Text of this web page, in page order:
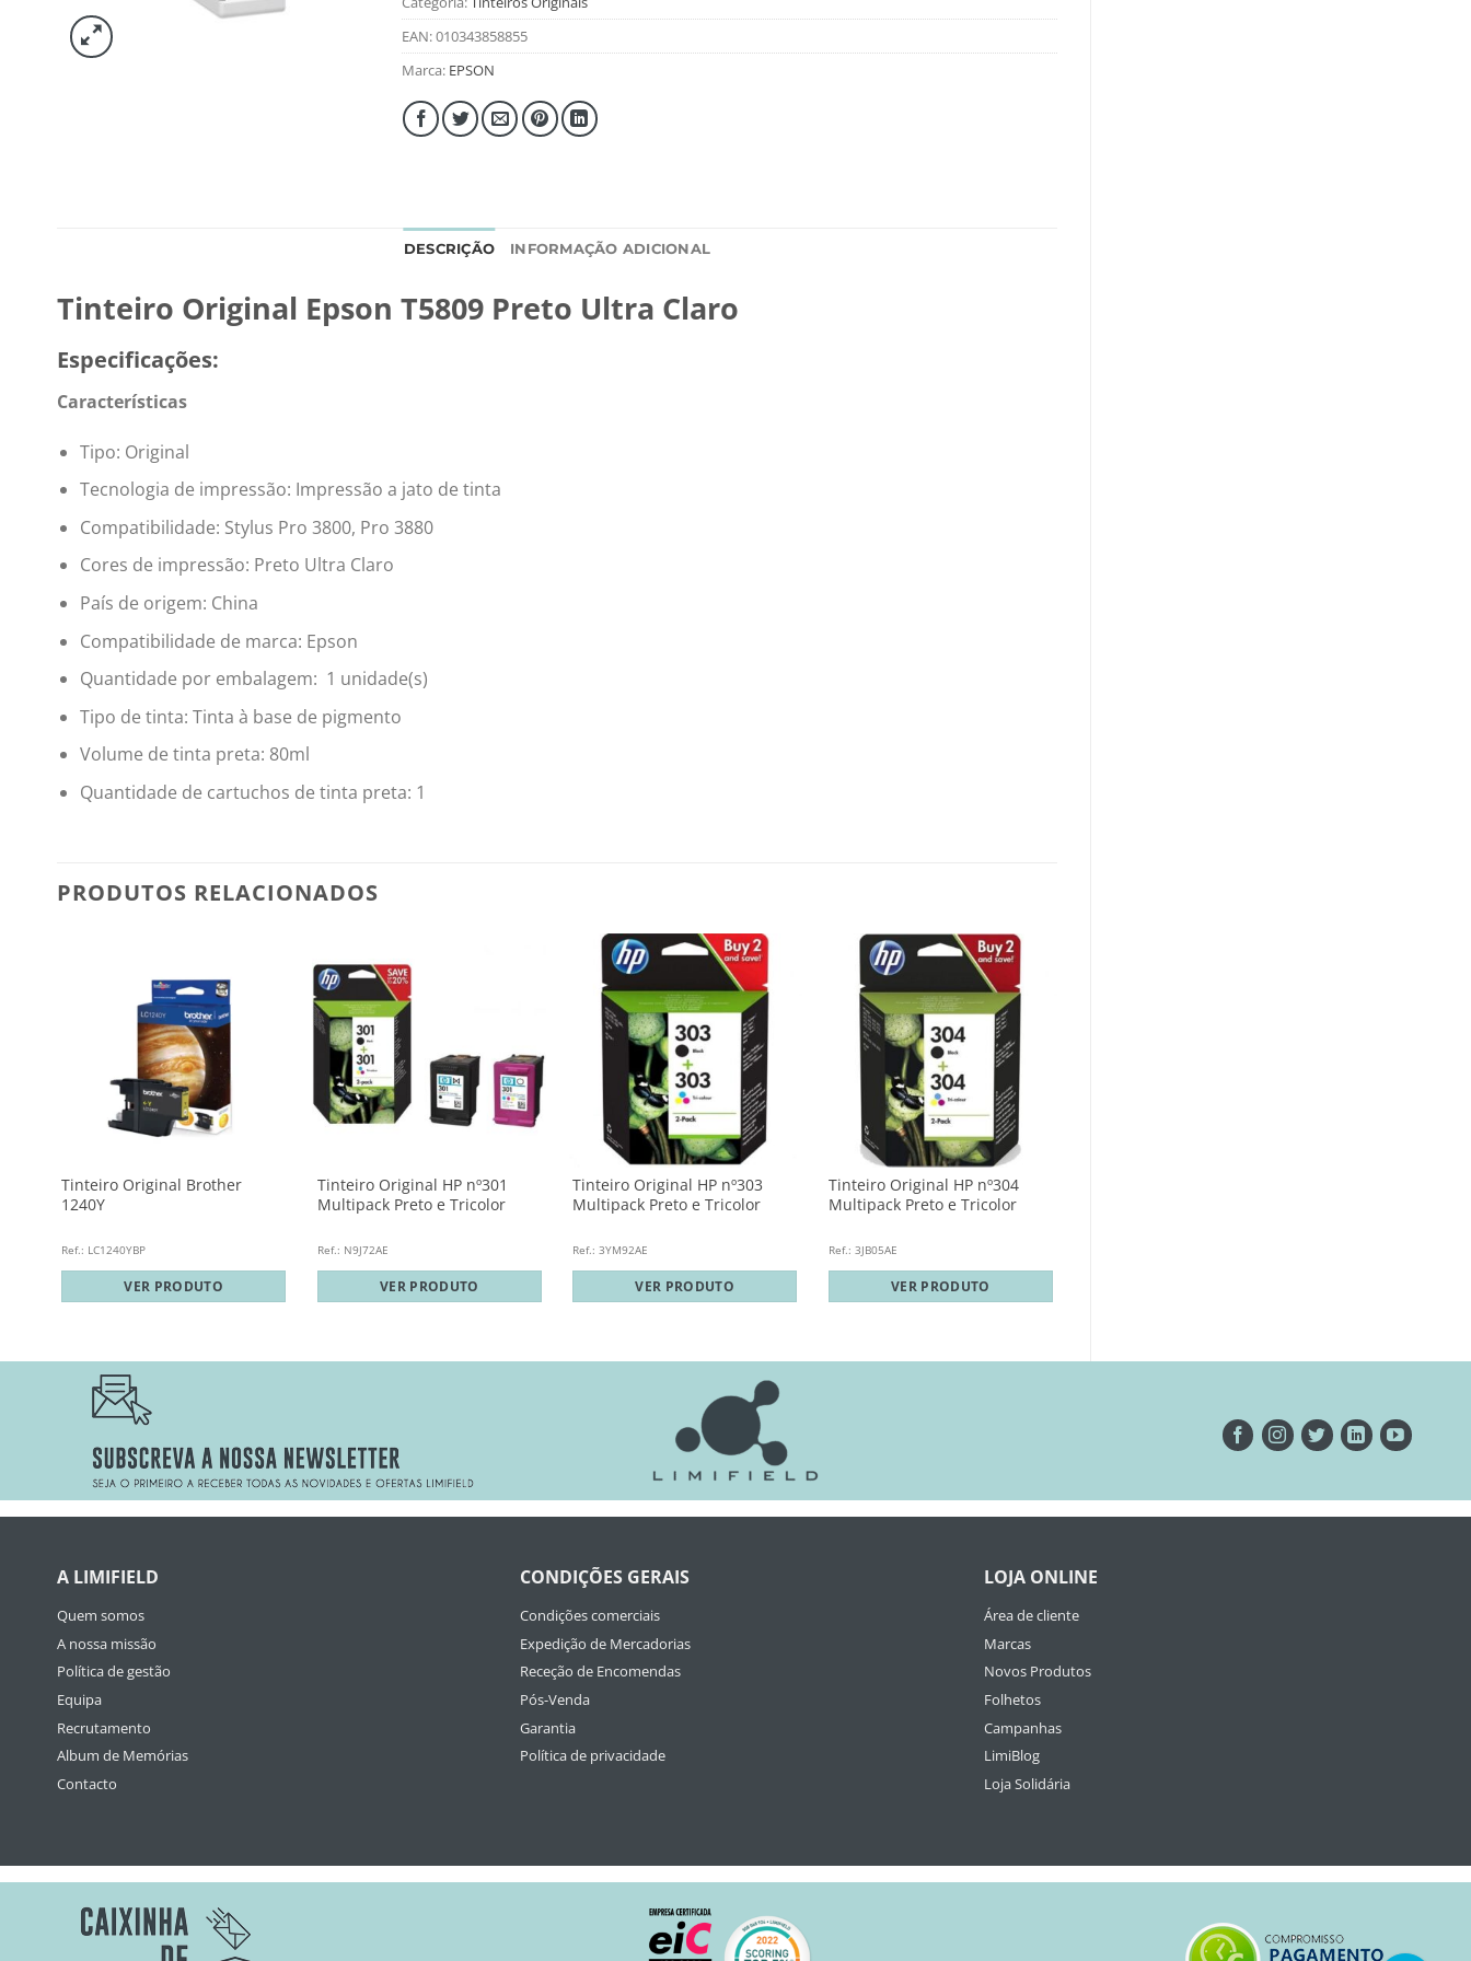
EAN:010343858855
Marca: EPSON
DESCRIÇÃO INFORMAÇÃO ADICIONAL
Tinteiro Original Epson T5809 Preto Ultra Claro
Especificações:
Características
Tipo: Original
Tecnologia de impressão: Impressão a jato de tinta
Compatibilidade: Stylus Pro 3800, Pro 3880
Cores de impressão: Preto Ultra Claro
País de origem: China
Compatibilidade de marca: Epson
Quantidade por embalagem: 1 unidade(s)
Tipo de tinta: Tinta à base de pigmento
Volume de tinta preta: 80ml
Quantidade de cartuchos de tinta preta: 1
PRODUTOS RELACIONADOS
Tinteiro Original Brother
1240Y
Ref.: LC1240YBP
VER PRODUTO
Tinteiro Original HP nº301
Multipack Preto e Tricolor
Ref.: N9J72AE
VER PRODUTO
Tinteiro Original HP nº303
Multipack Preto e Tricolor
Ref.: 3YM92AE
VER PRODUTO
Tinteiro Original HP nº304
Multipack Preto e Tricolor
Ref.: 3JB05AE
VER PRODUTO
A LIMIFIELD
Quem somos
A nossa missão
Política de gestão
Equipa
Recrutamento
Album de Memórias
Contacto
CONDIÇÕES GERAIS
Condições comerciais
Expedição de Mercadorias
Receção de Encomendas
Pós-Venda
Garantia
Política de privacidade
LOJA ONLINE
Área de cliente
Marcas
Novos Produtos
Folhetos
Campanhas
LimiBlog
Loja Solidária